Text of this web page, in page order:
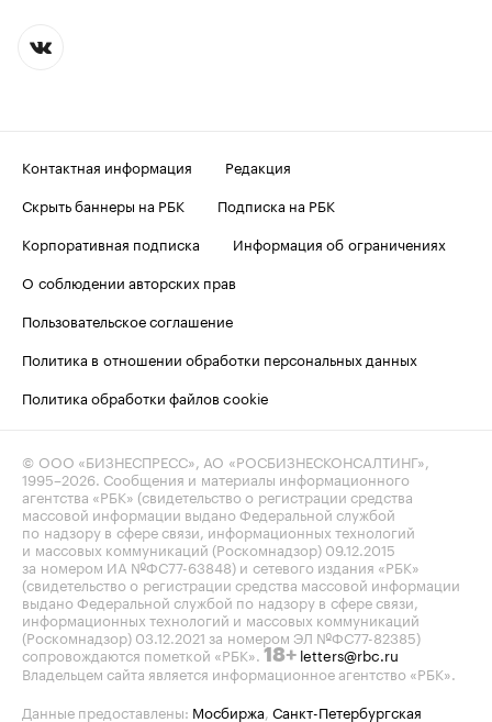
Контактная информация
Редакция
Скрыть баннеры на РБК
Подписка на РБК
Корпоративная подписка
Информация об ограничениях
О соблюдении авторских прав
Пользовательское соглашение
Политика в отношении обработки персональных данных
Политика обработки файлов cookie
© ООО «БИЗНЕСПРЕСС», АО «РОСБИЗНЕСКОНСАЛТИНГ»,
1995–2026. Сообщения и материалы информационного
агентства «РБК» (свидетельство о регистрации средства
массовой информации выдано Федеральной службой
по надзору в сфере связи, информационных технологий
и массовых коммуникаций (Роскомнадзор) 09.12.2015
за номером ИА №ФС77-63848) и сетевого издания «РБК»
(свидетельство о регистрации средства массовой информации
выдано Федеральной службой по надзору в сфере связи,
информационных технологий и массовых коммуникаций
(Роскомнадзор) 03.12.2021 за номером ЭЛ №ФС77-82385)
сопровождаются пометкой «РБК». 18+ letters@rbc.ru
Владельцем сайта является информационное агентство «РБК».
Данные предоставлены: Мосбиржа, Санкт-Петербургская